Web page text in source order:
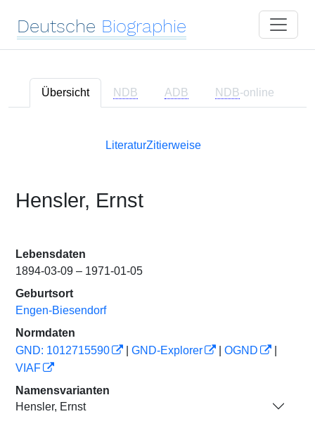
Deutsche Biographie
Übersicht NDB ADB NDB-online
LiteraturZitierweise
Hensler, Ernst
Lebensdaten
1894-03-09 – 1971-01-05
Geburtsort
Engen-Biesendorf
Normdaten
GND: 1012715590
GND-Explorer OGND
VIAF
Namensvarianten
Hensler, Ernst